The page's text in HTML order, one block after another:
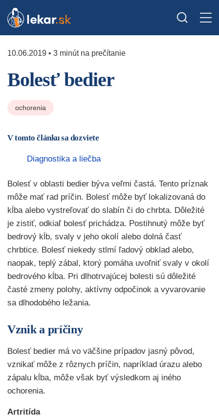
10.06.2019 • 3 minút na prečítanie
Bolesť bedier
ochorenia
V tomto článku sa dozviete
Diagnostika a liečba
Bolesť v oblasti bedier býva veľmi častá. Tento príznak
môže mať rad príčin. Bolesť môže byť lokalizovaná do
kĺba alebo vystreľovať do slabín či do chrbta. Dôležité
je zistiť, odkiaľ bolesť prichádza. Postihnutý môže byť
bedrový kĺb, svaly v jeho okolí alebo dolná časť
chrbtice. Bolesť niekedy stlmí ľadový obklad alebo,
naopak, teplý zábal, ktorý pomáha uvoľniť svaly v okolí
bedrového kĺba. Pri dlhotrvajúcej bolesti sú dôležité
časté zmeny polohy, aktívny odpočinok a vyvarovanie
sa dlhodobého ležania.
Vznik a príčiny
Bolesť bedier má vo väčšine prípadov jasný pôvod,
vznikať môže z rôznych príčin, napríklad úrazu alebo
zápalu kĺba, môže však byť výsledkom aj iného
ochorenia.
Artritída